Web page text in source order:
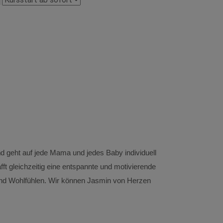
geht auf jede Mama und jedes Baby individuell
gleichzeitig eine entspannte und motivierende
Wohlfühlen. Wir können Jasmin von Herzen